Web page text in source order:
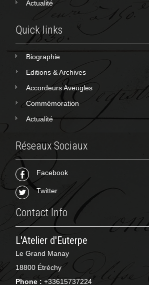
Actualité
Quick links
Biographie
Editions & Archives
Accordeurs Aveugles
Commémoration
Actualité
Réseaux Sociaux
Facebook
Twitter
Contact Info
L'Atelier d'Euterpe
Le Grand Manay
18800 Étréchy
Phone : +33615737224